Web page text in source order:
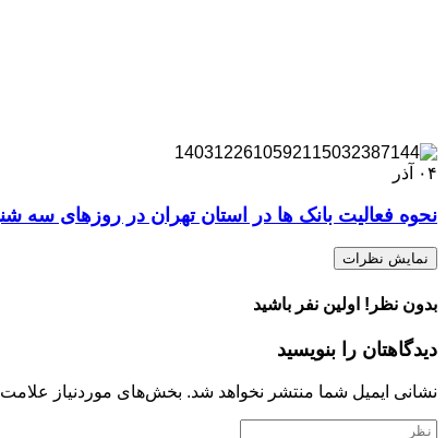
۰۴ آذر
نحوه فعالیت بانک ها در استان تهران در روزهای سه
نمایش نظرات
بدون نظر! اولین نفر باشید
دیدگاهتان را بنویسید
نشانی ایمیل شما منتشر نخواهد شد. بخش‌های موردنیاز